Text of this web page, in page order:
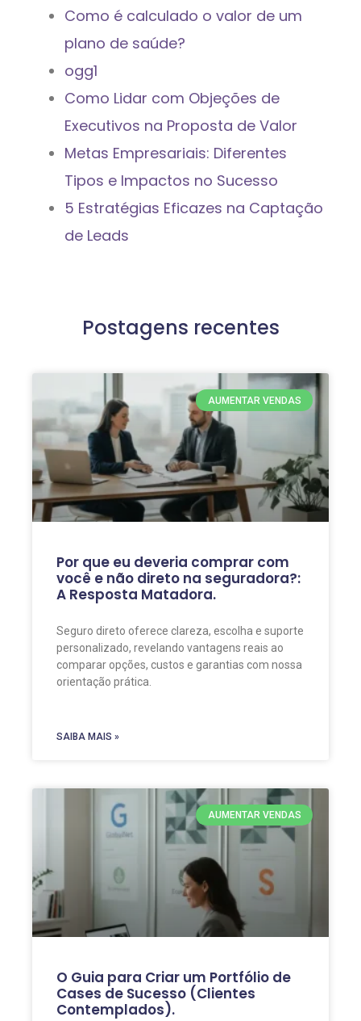
Como é calculado o valor de um
plano de saúde?
ogg1
Como Lidar com Objeções de
Executivos na Proposta de Valor
Metas Empresariais: Diferentes
Tipos e Impactos no Sucesso
5 Estratégias Eficazes na Captação
de Leads
Postagens recentes
AUMENTAR VENDAS
Por que eu deveria comprar com
você e não direto na seguradora?:
A Resposta Matadora.
Seguro direto oferece clareza, escolha e suporte
personalizado, revelando vantagens reais ao
comparar opções, custos e garantias com nossa
orientação prática.
SAIBA MAIS »
AUMENTAR VENDAS
O Guia para Criar um Portfólio de
Cases de Sucesso (Clientes
Contemplados).